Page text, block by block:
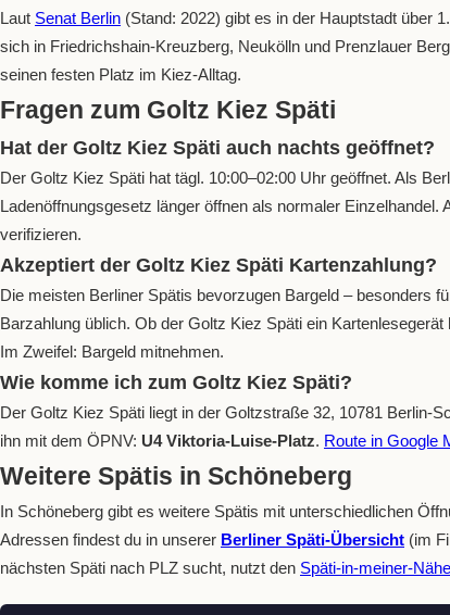
Laut Senat Berlin (Stand: 2022) gibt es in der Hauptstadt über
sich in Friedrichshain-Kreuzberg, Neukölln und Prenzlauer
seinen festen Platz im Kiez-Alltag.
Fragen zum Goltz Kiez Späti
Hat der Goltz Kiez Späti auch nachts geöffnet?
Der Goltz Kiez Späti hat tägl. 10:00–02:00 Uhr geöffnet. Als
Ladenöffnungsgesetz länger öffnen als normaler Einzelhandel.
verifizieren.
Akzeptiert der Goltz Kiez Späti Kartenzahlung?
Die meisten Berliner Spätis bevorzugen Bargeld – besonders
Barzahlung üblich. Ob der Goltz Kiez Späti ein
Im Zweifel: Bargeld mitnehmen.
Wie komme ich zum Goltz Kiez Späti?
Der Goltz Kiez Späti liegt in der Goltzstraße 32, 10781 Berlin-
ihn mit dem ÖPNV: U4 Viktoria-Luise-Platz. Route in Google
Weitere Spätis in Schöneberg
In Schöneberg gibt es weitere Spätis mit unterschiedlichen
Adressen findest du in unserer Berliner Späti-Übersicht (im
nächsten Späti nach PLZ sucht, nutzt den Späti-in-meiner-